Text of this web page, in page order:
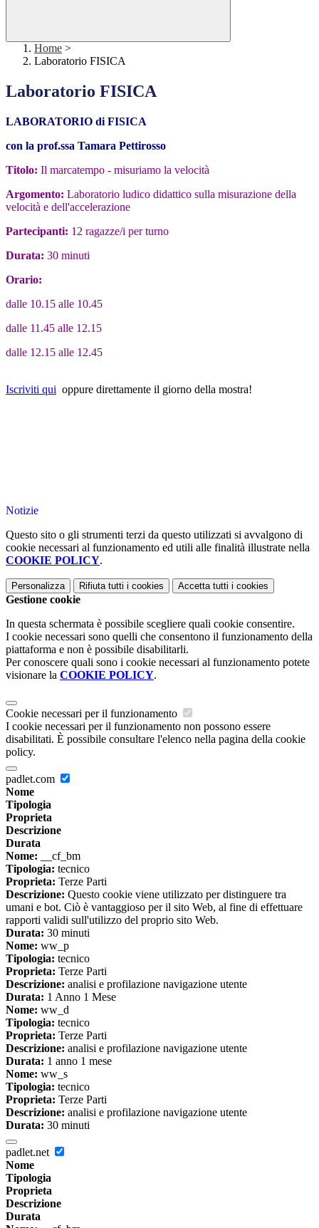
Home >
Laboratorio FISICA
Laboratorio FISICA
LABORATORIO di FISICA
con la prof.ssa Tamara Pettirosso
Titolo: Il marcatempo - misuriamo la velocità
Argomento: Laboratorio ludico didattico sulla misurazione della
velocità e dell'accelerazione
Partecipanti: 12 ragazze/i per turno
Durata: 30 minuti
Orario:
dalle 10.15 alle 10.45
dalle 11.45 alle 12.15
dalle 12.15 alle 12.45
Iscriviti qui oppure direttamente il giorno della mostra!
Notizie
Questo sito o gli strumenti terzi da questo utilizzati si avvalgono di
cookie necessari al funzionamento ed utili alle finalità illustrate nella
COOKIE POLICY.
Personalizza Rifiuta tutti i cookies Accetta tutti i cookies
Gestione cookie
In questa schermata è possibile scegliere quali cookie consentire.
I cookie necessari sono quelli che consentono il funzionamento della
piattaforma e non è possibile disabilitarli.
Per conoscere quali sono i cookie necessari al funzionamento potete
visionare la COOKIE POLICY.
Cookie necessari per il funzionamento
I cookie necessari per il funzionamento non possono essere
disabilitati. È possibile consultare l'elenco nella pagina della cookie
policy.
padlet.com
Nome
Tipologia
Proprieta
Descrizione
Durata
Nome: __cf_bm
Tipologia: tecnico
Proprieta: Terze Parti
Descrizione: Questo cookie viene utilizzato per distinguere tra
umani e bot. Ciò è vantaggioso per il sito Web, al fine di effettuare
rapporti validi sull'utilizzo del proprio sito Web.
Durata: 30 minuti
Nome: ww_p
Tipologia: tecnico
Proprieta: Terze Parti
Descrizione: analisi e profilazione navigazione utente
Durata: 1 Anno 1 Mese
Nome: ww_d
Tipologia: tecnico
Proprieta: Terze Parti
Descrizione: analisi e profilazione navigazione utente
Durata: 1 anno 1 mese
Nome: ww_s
Tipologia: tecnico
Proprieta: Terze Parti
Descrizione: analisi e profilazione navigazione utente
Durata: 30 minuti
padlet.net
Nome
Tipologia
Proprieta
Descrizione
Durata